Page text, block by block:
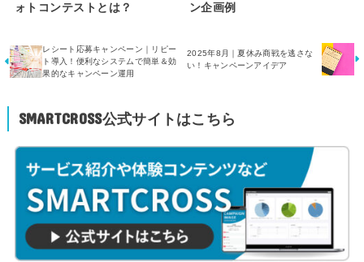
ォトコンテストとは？
ン企画例
レシート応募キャンペーン｜リピー
ト導入！便利なシステムで簡単＆効
果的なキャンペーン運用
2025年8月｜夏休み商戦を逃さな
い！キャンペーンアイデア
SMARTCROSS公式サイトはこちら